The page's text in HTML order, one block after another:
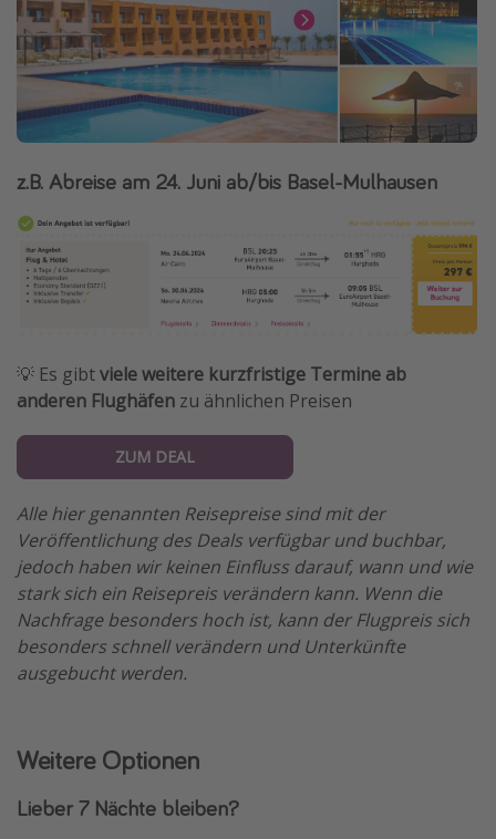
z.B. Abreise am 24. Juni ab/bis Basel-Mulhausen
💡 Es gibtviele weitere kurzfristige Termine ab
anderen Flughäfen zu ähnlichen Preisen
ZUM DEAL
Alle hier genannten Reisepreise sind mit der
Veröffentlichung des Deals verfügbar und buchbar,
jedoch haben wir keinen Einfluss darauf, wann und wie
stark sich ein Reisepreis verändern kann. Wenn die
Nachfrage besonders hoch ist, kann der Flugpreis sich
besonders schnell verändern und Unterkünfte
ausgebucht werden.
Weitere Optionen
Lieber 7 Nächte bleiben?